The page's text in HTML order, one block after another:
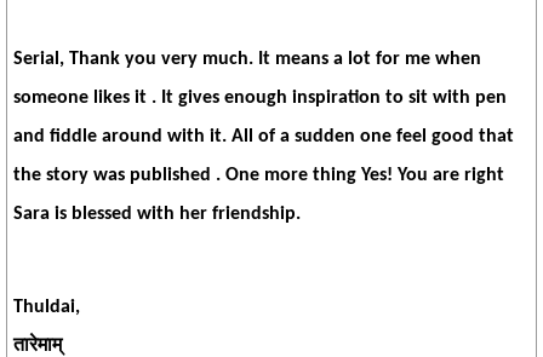
Serial , Thank you very much. It means a lot for me when
someone likes it . It gives enough inspiration to sit with pen
and fiddle around with it. All of a sudden one feel good that
the story was published . One more thing Yes! You are right
Sara is blessed with her friendship.
Thuldai,
तारेमाम्